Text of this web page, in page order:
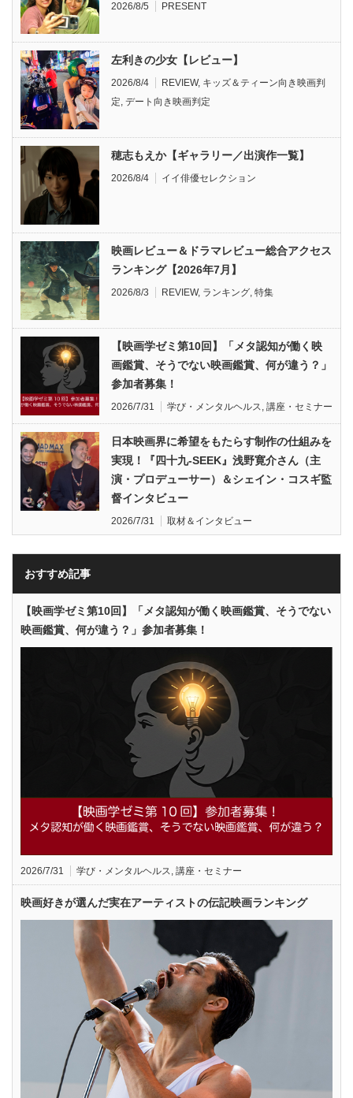
2026/8/5 PRESENT
左利きの少女【レビュー】
2026/8/4 REVIEW, キッズ＆ティーン向き映画判
定, デート向き映画判定
穂志もえか【ギャラリー／出演作一覧】
2026/8/4 イイ俳優セレクション
映画レビュー＆ドラマレビュー総合アクセス
ランキング【2026年7月】
2026/8/3 REVIEW, ランキング, 特集
【映画学ゼミ第10回】「メタ認知が働く映
画鑑賞、そうでない映画鑑賞、何が違う？」
参加者募集！
2026/7/31 学び・メンタルヘルス, 講座・セミナー
日本映画界に希望をもたらす制作の仕組みを
実現！『四十九-SEEK』浅野寛介さん（主
演・プロデューサー）＆シェイン・コスギ監
督インタビュー
2026/7/31 取材＆インタビュー
おすすめ記事
【映画学ゼミ第10回】「メタ認知が働く映画鑑賞、そうでない
映画鑑賞、何が違う？」参加者募集！
2026/7/31 学び・メンタルヘルス, 講座・セミナー
映画好きが選んだ実在アーティストの伝記映画ランキング